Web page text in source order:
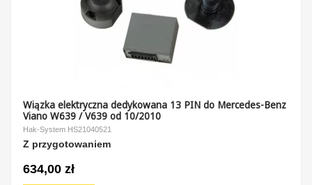
Wiązka elektryczna dedykowana 13 PIN do Mercedes-Benz
Viano W639 / V639 od 10/2010
Hak-System HS21040521
Z przygotowaniem
634,00 zł